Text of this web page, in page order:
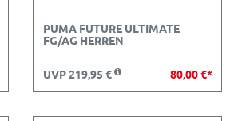
PUMA FUTURE ULTIMATE
FG/AG HERREN
UVP 219,95 € 80,00 €*